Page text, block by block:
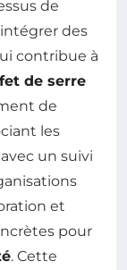
de
des
contribue à
de serre
de
les
avec un suivi
et
pour
. Cette